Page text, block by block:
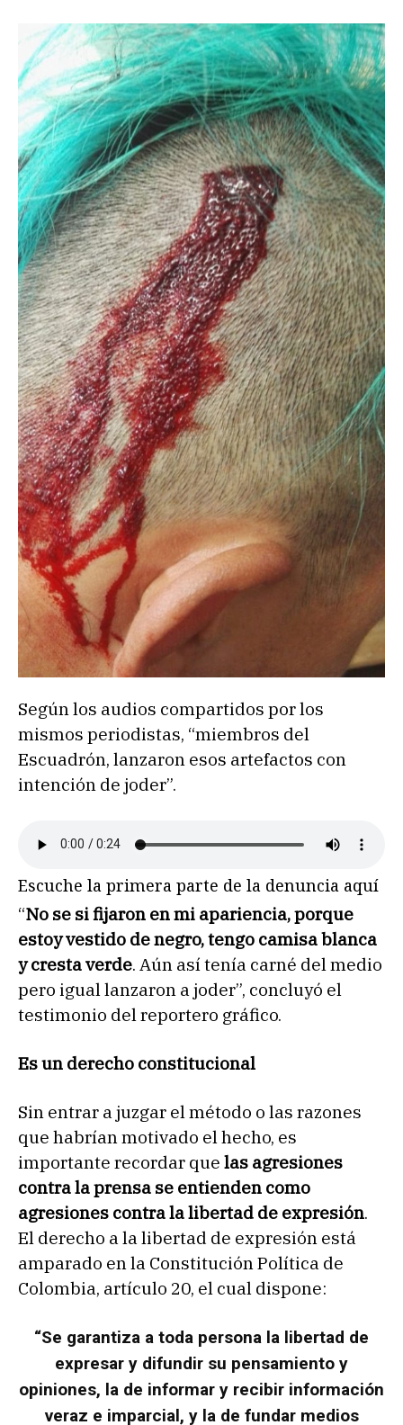
Según los audios compartidos por los
mismos periodistas, “miembros del
Escuadrón, lanzaron esos artefactos con
intención de joder”.
Escuche la primera parte de la denuncia aquí
“No se si fijaron en mi apariencia, porque
estoy vestido de negro, tengo camisa blanca
y cresta verde. Aún así tenía carné del medio
pero igual lanzaron a joder”, concluyó el
testimonio del reportero gráfico.
Es un derecho constitucional
Sin entrar a juzgar el método o las razones
que habrían motivado el hecho, es
importante recordar que las agresiones
contra la prensa se entienden como
agresiones contra la libertad de expresión.
El derecho a la libertad de expresión está
amparado en la Constitución Política de
Colombia, artículo 20, el cual dispone:
“Se garantiza a toda persona la libertad de
expresar y difundir su pensamiento y
opiniones, la de informar y recibir información
veraz e imparcial, y la de fundar medios